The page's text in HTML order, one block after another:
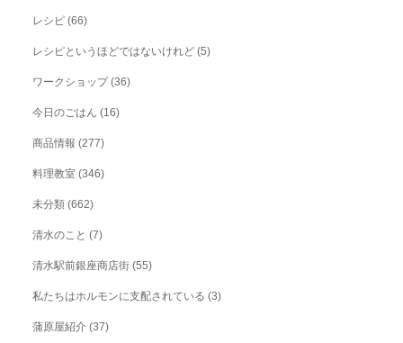
レシピ (66)
レシピというほどではないけれど (5)
ワークショップ(36)
今日のごはん (16)
商品情報 (277)
料理教室 (346)
未分類 (662)
清水のこと (7)
清水駅前銀座商店街 (55)
私たちはホルモンに支配されている (3)
蒲原屋紹介 (37)